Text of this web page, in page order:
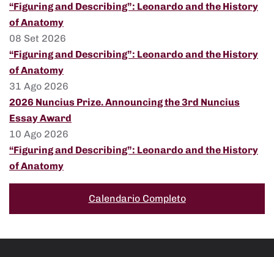
“Figuring and Describing”: Leonardo and the History
of Anatomy
08 Set 2026
“Figuring and Describing”: Leonardo and the History
of Anatomy
31 Ago 2026
2026 Nuncius Prize. Announcing the 3rd Nuncius
Essay Award
10 Ago 2026
“Figuring and Describing”: Leonardo and the History
of Anatomy
Calendario Completo